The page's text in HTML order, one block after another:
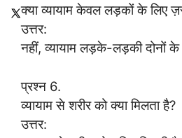
क्या व्यायाम केवल लड़कों के लिए
उत्तर:
नहीं, व्यायाम लड़के-लड़की दोनों
प्रश्न 6.
व्यायाम से शरीर को क्या मिलता है?
उत्तर: